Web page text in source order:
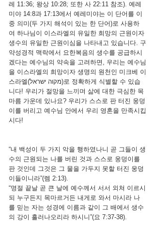
레 11:36; 왕상 10:28; 또한 사 22:11 참조). 예레
미야 14:8과 17:13에서 예레미야는 이 단어를 이
중 의미(두 가지 해석이 있는 한 단어)로 사용하
여 하나님이 이스라엘의 유일한 희망의 근원이자
생수의 유일한 근원이심을 나타내고 있습니다. 구
약성경적 맥락에서 요한복음의 생수를 공급하시
겠다는 예수님의 약속을 고려하면, 우리는 예수님
을 이스라엘의 희망이자 생명의 원천인 미크베 이
스라엘(מקוה ישראל)로 정확하게 식별할 수 있습
니다! 우리가 절망을 느끼며 삶에 대한 극심한 목
마름 가운데 있나요? 우리가 스스로 판 터진 웅덩
이를 버리고 예수님 안에서 우리 영혼을 만족시킵
시다!
“내 백성이 두 가지 악을 행하였나니 곧 그들이 생
수의 근원되는 나를 버린 것과 스스로 웅덩이를
판 것인데 그것은 그 물을 가두지 못할 터진 웅덩
이들이니라”(렘 2:13).
“명절 끝날 곧 큰 날에 예수께서 서서 외쳐 이르시
되 누구든지 목마르거든 내게로 와서 마시라 나
를 믿는 자는 성경에 이름과 같이 그 배에서 생수
의 강이 흘러나오리라 하시니”(요 7:37-38).